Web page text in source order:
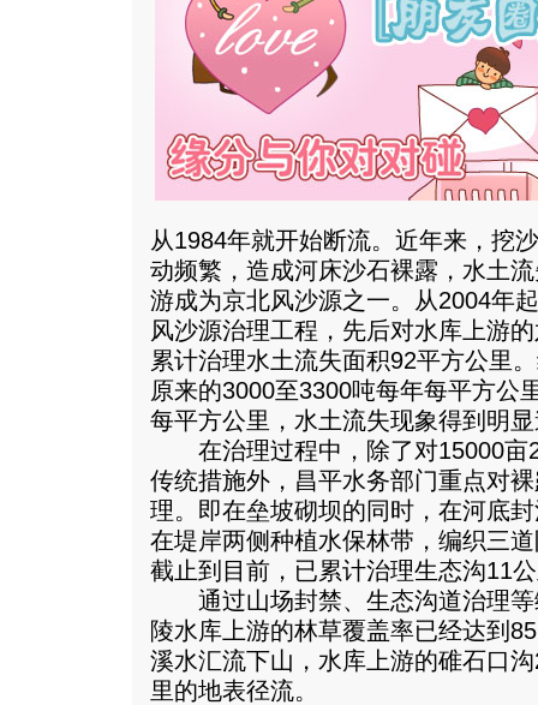
从1984年就开始断流。近年来，挖
动频繁，造成河床沙石裸露，水土
游成为京北风沙源之一。从2004年
风沙源治理工程，先后对水库上游
累计治理水土流失面积92平方公里
原来的3000至3300吨每年每平方公
每平方公里，水土流失现象得到明
在治理过程中，除了对15000亩
传统措施外，昌平水务部门重点对
理。即在垒坡砌坝的同时，在河底
在堤岸两侧种植水保林带，编织三
截止到目前，已累计治理生态沟11
通过山场封禁、生态沟道治理等
陵水库上游的林草覆盖率已经达到
溪水汇流下山，水库上游的碓石口
里的地表径流。